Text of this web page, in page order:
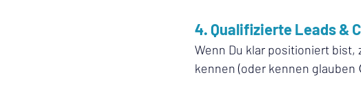
4. Qualifizierte Leads &
Wenn Du klar positioniert
kennen (oder kennen